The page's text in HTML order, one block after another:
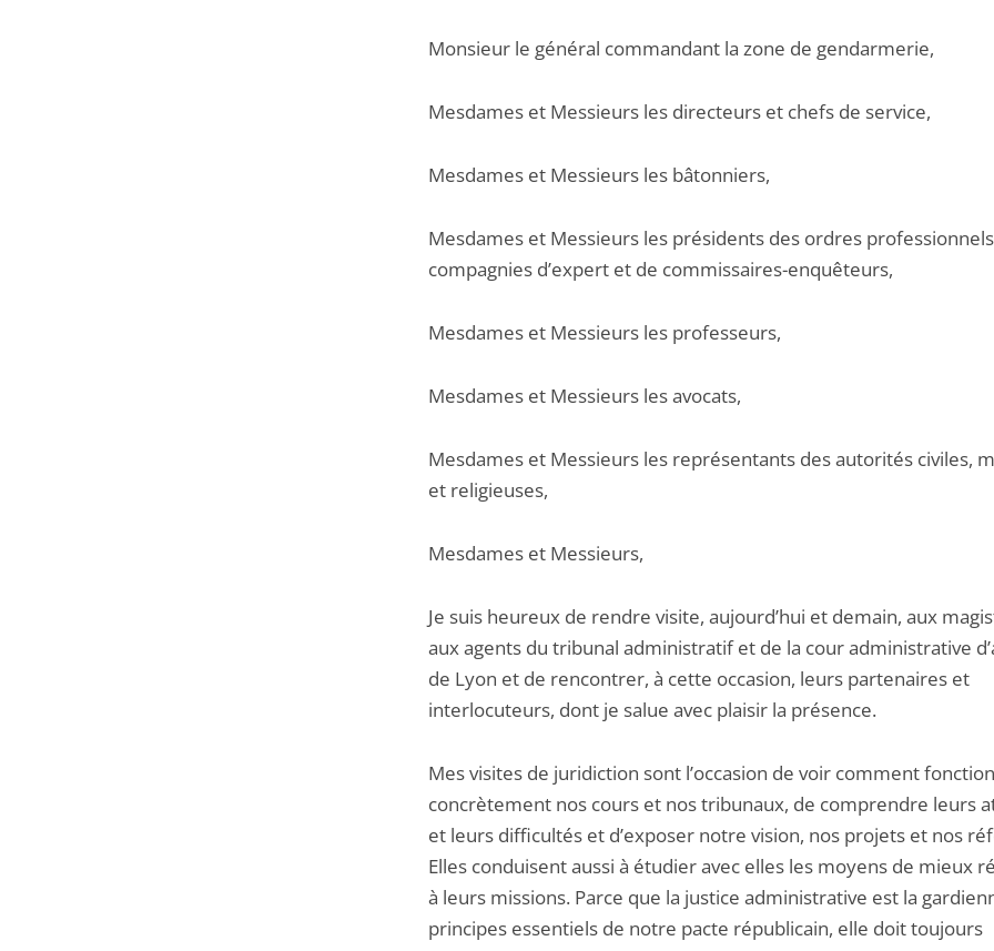
Monsieur le général commandant la zone de gendarmerie,
Mesdames et Messieurs les directeurs et chefs de service,
Mesdames et Messieurs les bâtonniers,
Mesdames et Messieurs les présidents des ordres
compagnies d’expert et de commissaires-enquêteurs,
Mesdames et Messieurs les professeurs,
Mesdames et Messieurs les avocats,
Mesdames et Messieurs les représentants des autorités civiles,
et religieuses,
Mesdames et Messieurs,
Je suis heureux de rendre visite, aujourd’hui et demain, aux
aux agents du tribunal administratif et de la cour administrative
de Lyon et de rencontrer, à cette occasion, leurs partenaires et
interlocuteurs, dont je salue avec plaisir la présence.
Mes visites de juridiction sont l’occasion de voir comment
concrètement nos cours et nos tribunaux, de comprendre leurs
et leurs difficultés et d’exposer notre vision, nos projets et nos
Elles conduisent aussi à étudier avec elles les moyens de mieux
à leurs missions. Parce que la justice administrative est la
principes essentiels de notre pacte républicain, elle doit toujours